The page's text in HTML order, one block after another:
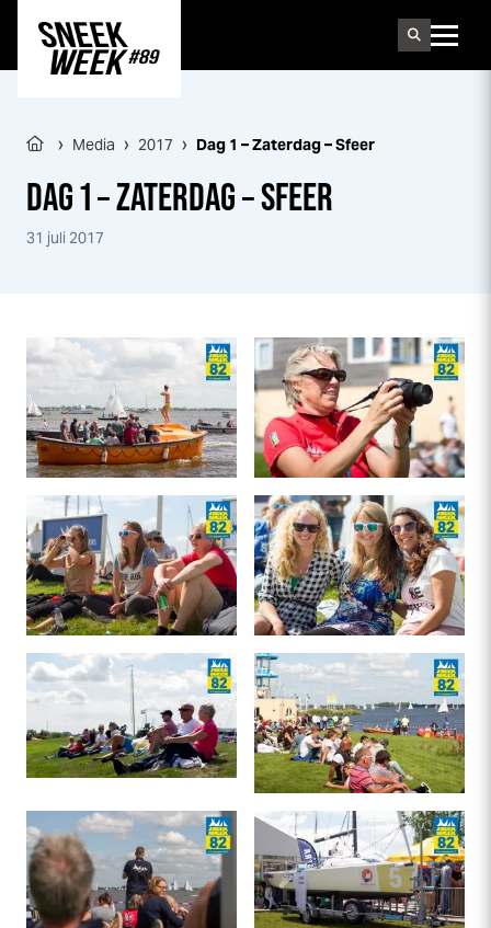
› Media › 2017 › Dag 1 – Zaterdag – Sfeer
DAG 1 – ZATERDAG – SFEER
31 juli 2017